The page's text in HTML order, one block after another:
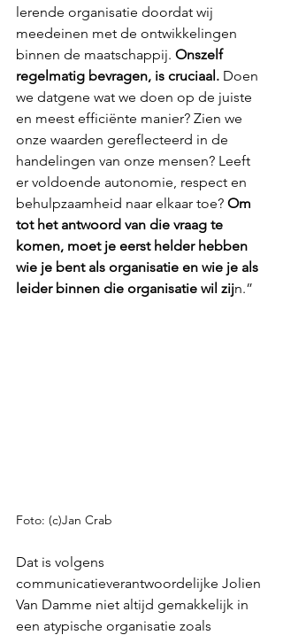
lerende organisatie doordat wij
meedeinen met de ontwikkelingen
binnen de maatschappij. Onszelf
regelmatig bevragen, is cruciaal. Doen
we datgene wat we doen op de juiste
en meest efficiënte manier? Zien we
onze waarden gereflecteerd in de
handelingen van onze mensen? Leeft
er voldoende autonomie, respect en
behulpzaamheid naar elkaar toe? Om
tot het antwoord van die vraag te
komen, moet je eerst helder hebben
wie je bent als organisatie en wie je als
leider binnen die organisatie wil zijn.”
Foto: (c)Jan Crab
Dat is volgens
communicatieverantwoordelijke Jolien
Van Damme niet altijd gemakkelijk in
een atypische organisatie zoals